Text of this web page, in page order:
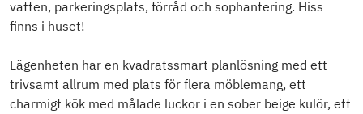
vatten, parkeringsplats, förråd och sophantering. Hiss
finns i huset!
Lägenheten har en kvadratssmart planlösning med ett
trivsamt allrum med plats för flera möblemang, ett
charmigt kök med målade luckor i en sober beige kulör, ett